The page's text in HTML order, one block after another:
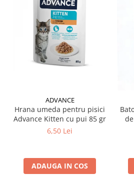
ADVANCE
Hrana umeda pentru pisici
Advance Kitten cu pui 85 gr
6,50 Lei
ADAUGA IN COS